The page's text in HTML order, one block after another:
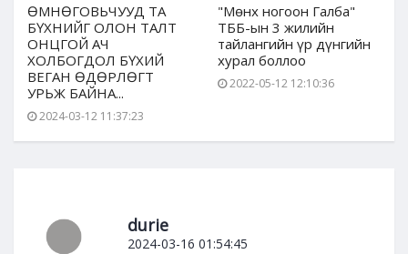
ӨМНӨГОВЬЧУУД ТА
БҮХНИЙГ ОЛОН ТАЛТ
ОНЦГОЙ АЧ
ХОЛБОГДОЛ БҮХИЙ
ВЕГАН ӨДӨРЛӨГТ
УРЬЖ БАЙНА...
2024-03-12 11:37:23
"Мөнх ногоон Галба"
ТББ-ын 3 жилийн
тайлангийн үр дүнгийн
хурал боллоо
2022-05-12 12:10:36
durie
2024-03-16 01:54:45